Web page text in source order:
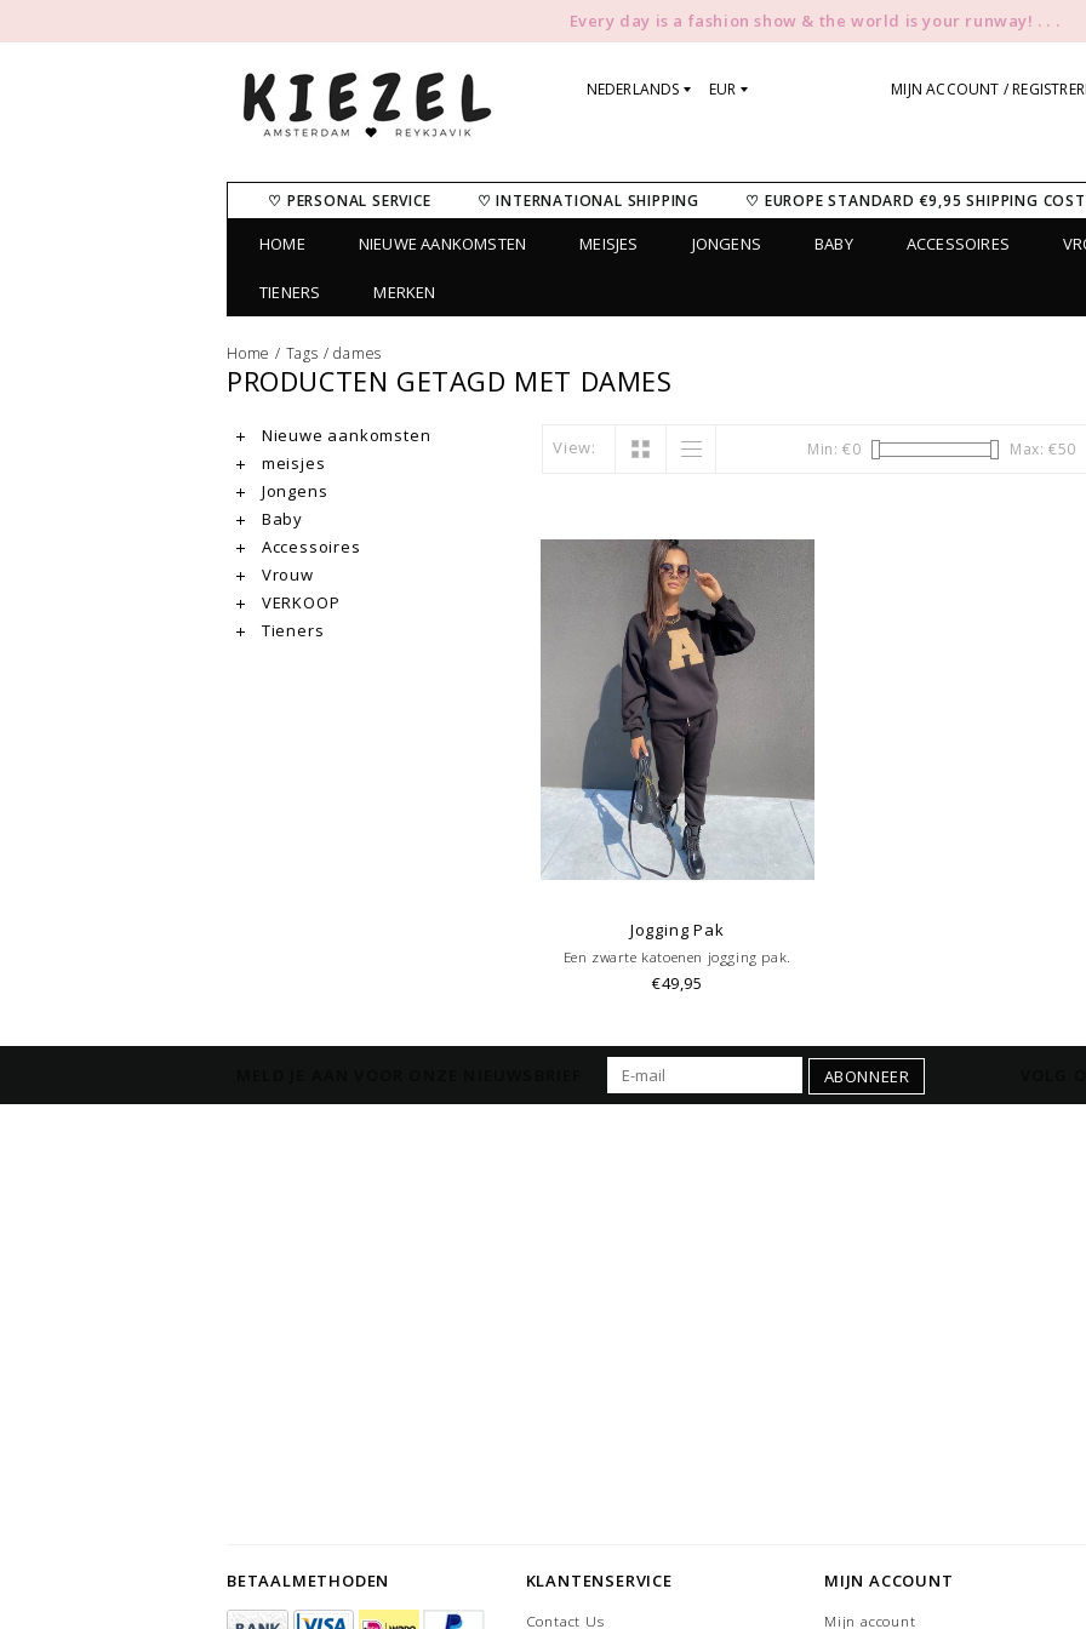
Every day is a fashion show & the world is your runway! . . .
NEDERLANDS EUR MIJN ACCOUNT /
♡ PERSONAL SERVICE ♡ INTERNATIONAL SHIPPING ♡ EUROPE STANDARD €9,95 SHIPPING COST
HOME NIEUWE AANKOMSTEN MEISJES JONGENS BABY ACCESSOIRES
TIENERS MERKEN
Home / Tags /dames
PRODUCTEN GETAGD MET DAMES
Nieuwe aankomsten
meisjes
Jongens
Baby
Accessoires
Vrouw
VERKOOP
Tieners
View: Min: €0 Max: €50
Jogging Pak
Een zwarte katoenen jogging pak.
€49,95
ABONNEER
BETAALMETHODEN KLANTENSERVICE
Contact Us
MIJN ACCOUNT
Mijn account